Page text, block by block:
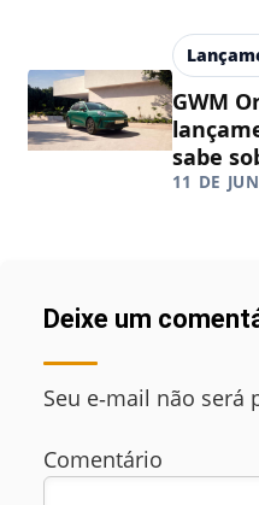
GWM
sabe
11 DE
Deixe um
Seu e‑mail não será
Comentário